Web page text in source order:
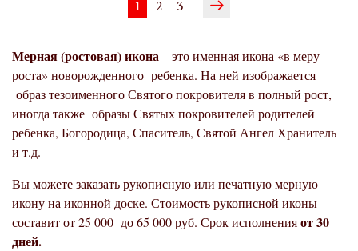
1 2 3
Мерная (ростовая) икона– это именная икона «в меру
роста» новорожденного ребенка. На ней изображается
образ тезоименного Святого покровителя в полный рост,
иногда также образы Святых покровителей родителей
ребенка, Богородица, Спаситель, Святой Ангел Хранитель
и т.д.
Вы можете заказать рукописную или печатную мерную
икону на иконной доске. Стоимость рукописной иконы
составит от 25 000 до 65 000 руб. Срок исполненияот 30
дней.